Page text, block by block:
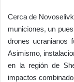
Cerca de
municiones, un
drones ucranianos
Asimismo,
en la región de
impactos